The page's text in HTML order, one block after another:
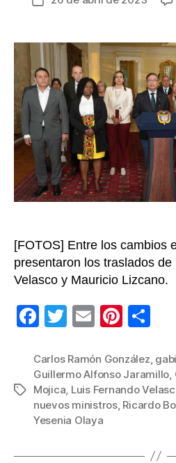
entrada
[FOTOS] Entre los cambios
presentaron los traslados
Velasco y Mauricio Lizcano.
F
c
e
b
o
o
T
tt
er
E
ail
Pi
er
e
st
m
p
ar
Etiquetas
Carlos Ramón González,
Guillermo Alfonso Jaramillo,
Mojica, Luis Fernando
nuevos ministros, Ricardo
Yesenia Olaya